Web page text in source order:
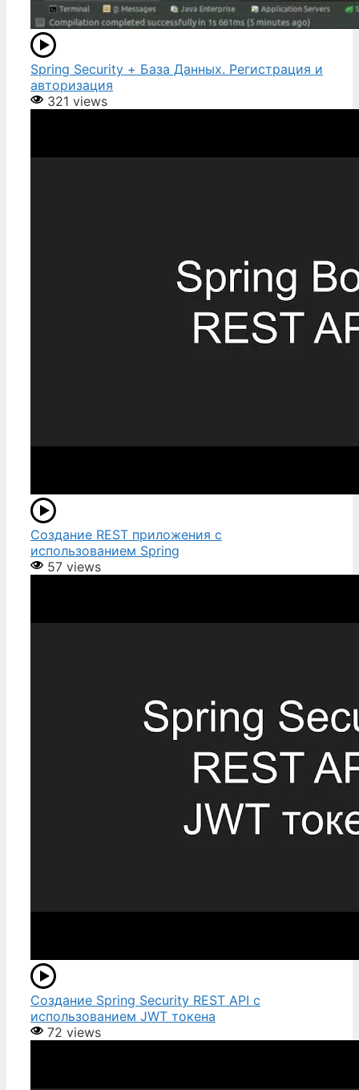
Spring Security + База Данных. Регистрация и
авторизация
321 views
Создание REST приложения с
использованием Spring
57 views
Создание Spring Security REST API с
использованием JWT токена
72 views